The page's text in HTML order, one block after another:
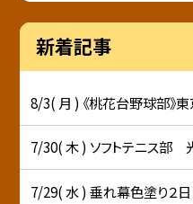
新着記事
8/3( 月 ) 《桃花台野球部》
7/30( 木 ) ソフトテニス部
7/29( 水 ) 垂れ幕色塗り２